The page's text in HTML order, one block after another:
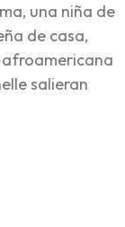
una niña de
de casa,
afroamericana
salieran